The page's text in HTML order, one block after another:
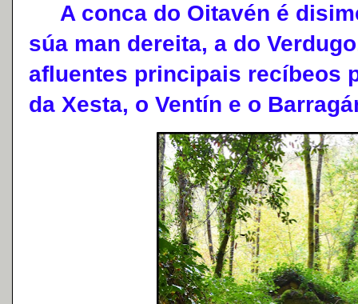
A conca do Oitavén é
súa man dereita, a do
afluentes principais recíbeos
da Xesta, o Ventín e o